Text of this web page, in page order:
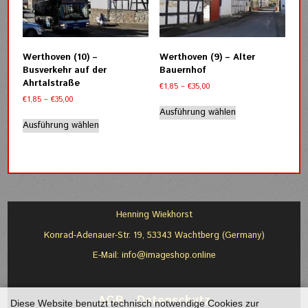
Optionen
können
auf
gewählt
Optionen
können
Produktseite
Werthoven (10) –
Busverkehr auf der
Ahrtalstraße
€1,85 –€35,00Preisspanne:
bis
€35,00
Ausführung wählen
Varianten
Optionen
auf
der
werden
Werthoven (9) – Alter
Bauernhof
€1,85 – €35,00Preisspanne:
bis
€35,00
Ausführung wählenProdukt
auf.
Optionen
der
Henning Wiekhorst
Konrad-Adenauer-Str. 19, 53343 Wachtberg (Germany)
E-Mail: info@imageshop.online
AGB-Datenschutz
Diese Website benutzt technisch notwendige Cookies zur